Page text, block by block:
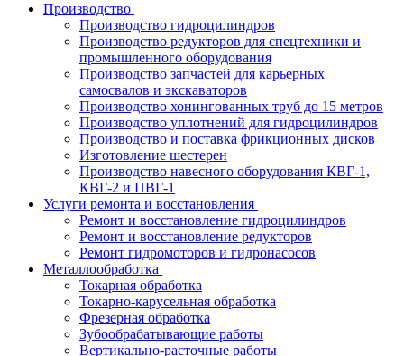
Производство
Производство гидроцилиндров
Производство редукторов для спецтехники и
промышленного оборудования
Производство запчастей для карьерных
самосвалов и экскаваторов
Производство хонингованных труб до 15 метров
Производство уплотнений для гидроцилиндров
Производство и поставка фрикционных дисков
Изготовление шестерен
Производство навесного оборудования КВГ-1,
КВГ-2 и ПВГ-1
Услуги ремонта и восстановления
Ремонт и восстановление гидроцилиндров
Ремонт и восстановление редукторов
Ремонт гидромоторов и гидронасосов
Металлообработка
Токарная обработка
Токарно-карусельная обработка
Фрезерная обработка
Зубообрабатывающие работы
Вертикально-расточные работы